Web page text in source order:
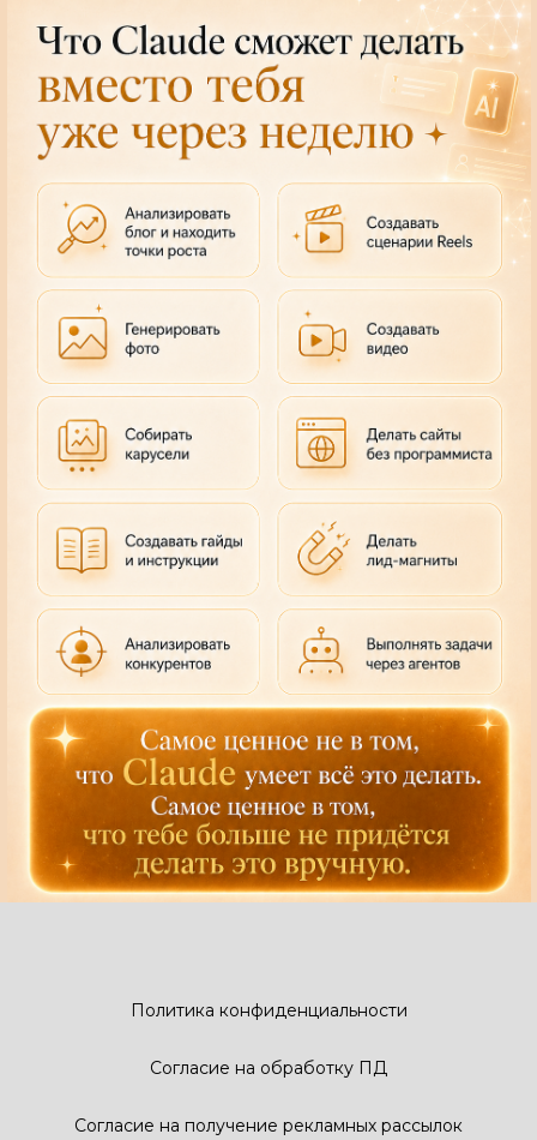
Политика конфиденциальности
Согласие на обработку ПД
Согласие на получение рекламных рассылок